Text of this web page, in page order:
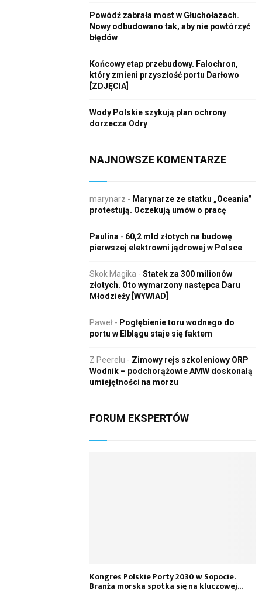
Powódź zabrała most w Głuchołazach.
Nowy odbudowano tak, aby nie powtórzyć
błędów
Końcowy etap przebudowy. Falochron,
który zmieni przyszłość portu Darłowo
[ZDJĘCIA]
Wody Polskie szykują plan ochrony
dorzecza Odry
NAJNOWSZE KOMENTARZE
marynarz - Marynarze ze statku „Oceania”
protestują. Oczekują umów o pracę
Paulina - 60,2 mld złotych na budowę
pierwszej elektrowni jądrowej w Polsce
Skok Magika - Statek za 300 milionów
złotych. Oto wymarzony następca Daru
Młodzieży [WYWIAD]
Paweł - Pogłębienie toru wodnego do
portu w Elblągu staje się faktem
Z Peerelu - Zimowy rejs szkoleniowy ORP
Wodnik – podchorążowie AMW doskonalą
umiejętności na morzu
FORUM EKSPERTÓW
Kongres Polskie Porty 2030 w Sopocie.
Branża morska spotka się na kluczowej...